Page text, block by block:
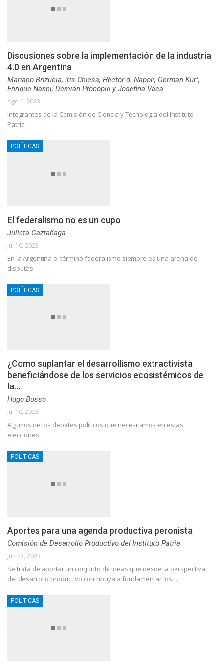
Discusiones sobre la implementación de la industria
4.0 en Argentina
Mariano Brizuela, Iris Chiesa, Héctor di Napoli, German Kurt,
Enrique Nanni, Demián Procopio y Josefina Vaca
Ago 1, 2023
Integrantes de la Comisión de Ciencia y Tecnología del Instituto
Patria
POLÍTICAS
El federalismo no es un cupo
Julieta Gaztañaga
Jul 10, 2023
En la Argentina el término federalismo siempre es una arena de
disputas
POLÍTICAS
¿Como suplantar el desarrollismo extractivista
beneficiándose de los servicios ecosistémicos de
la…
Hugo Busso
Jul 10, 2023
Algunos de los debates políticos que necesitamos en estas
elecciones
POLÍTICAS
Aportes para una agenda productiva peronista
Comisión de Desarrollo Productivo del Instituto Patria
Jun 23, 2023
Se trata de aportar un conjunto de ideas que desde la perspectiva
del desarrollo productivo contribuya a fundamentar los…
POLÍTICAS